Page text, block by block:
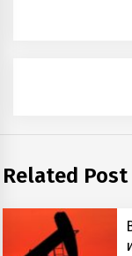
Related Post